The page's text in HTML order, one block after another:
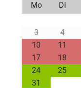
Mo Di
3
4
10
11
17
18
24
25
31